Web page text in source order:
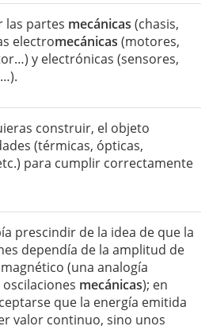
las partes mecánicas (chasis,
electromecánicas (motores,
y electrónicas (sensores,
construir, el objeto
(térmicas, ópticas,
para cumplir correctamente
prescindir de la idea de que la
dependía de la amplitud de
(una analogía
mecánicas); en
que la energía emitida
valor continuo, sino unos